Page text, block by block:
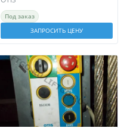
Под заказ
ЗАПРОСИТЬ ЦЕНУ